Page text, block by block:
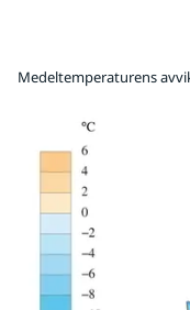
Medeltemperaturens